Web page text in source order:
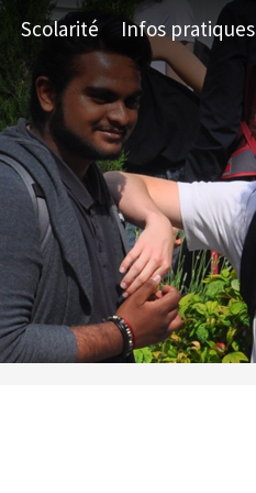
Scolarité Infos pratiques